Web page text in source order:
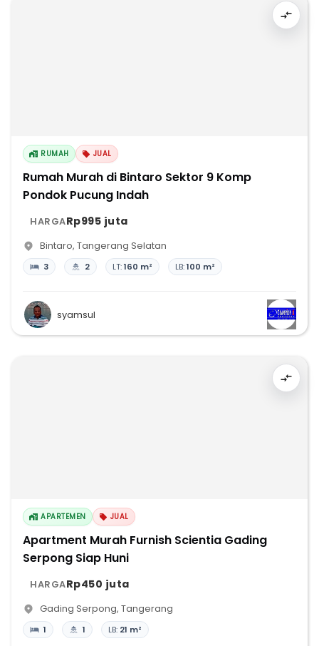
RUMAH JUAL
Rumah Murah di Bintaro Sektor 9 Komp
Pondok Pucung Indah
HARGARp995 juta
Bintaro, Tangerang Selatan
3 2 LT:160 m² LB:100 m²
syamsul
APARTEMEN JUAL
Apartment Murah Furnish Scientia Gading
Serpong Siap Huni
HARGARp450 juta
Gading Serpong, Tangerang
1 1 LB: 21 m²